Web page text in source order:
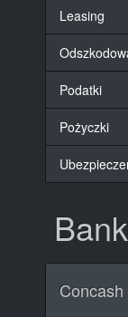
Leasing
Podatki
Pożyczki
Concash